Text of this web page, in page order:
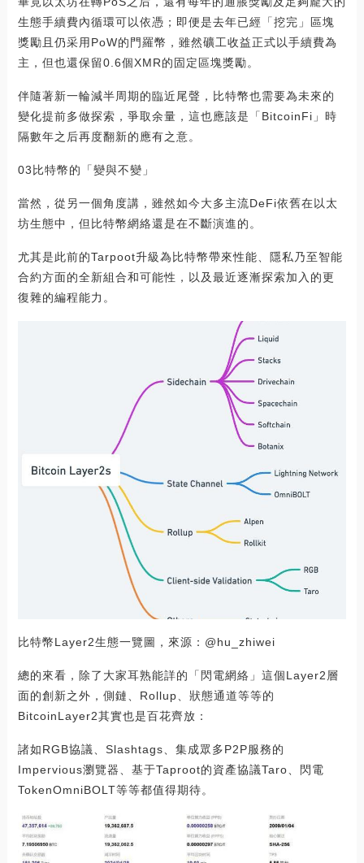
生態手續費內循環可以依憑；即便是去年已經「挖完」區塊
獎勵且仍采用PoW的門羅幣，雖然礦工收益正式以手續費為
主，但也還保留0.6個XMR的固定區塊獎勵。
伴隨著新一輪減半周期的臨近尾聲，比特幣也需要為未來的
變化提前多做探索，爭取余量，這也應該是「BitcoinFi」時
隔數年之后再度翻新的應有之意。
03比特幣的「變與不變」
當然，從另一個角度講，雖然如今大多主流DeFi依舊在以太
坊生態中，但比特幣網絡還是在不斷演進的。
尤其是此前的Tarpoot升級為比特幣帶來性能、隱私乃至智能
合約方面的全新組合和可能性，以及最近逐漸探索加入的更
復雜的編程能力。
比特幣Layer2生態一覽圖，來源：@hu_zhiwei
總的來看，除了大家耳熟能詳的「閃電網絡」這個Layer2層
面的創新之外，側鏈、Rollup、狀態通道等等的
BitcoinLayer2其實也是百花齊放：
諸如RGB協議、Slashtags、集成眾多P2P服務的
Impervious瀏覽器、基于Taproot的資產協議Taro、閃電
TokenOmniBOLT等等都值得期待。